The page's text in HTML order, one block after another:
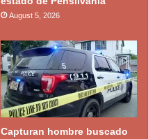
August 5, 2026
Capturan hombre buscado